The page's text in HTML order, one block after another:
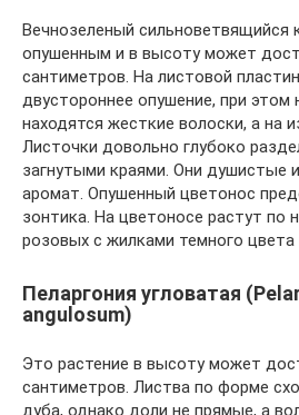
Вечнозеленый сильноветвящийся
опушенным и в высоту может
сантиметров. На листовой
двустороннее опушение, при этом
находятся жесткие волоски, а на
Листочки довольно глубоко
загнутыми краями. Они душистые
аромат. Опушенный цветонос
зонтика. На цветоносе растут по
розовых с жилками темного цвета
Пеларгония угловатая
angulosum)
Это растение в высоту может
сантиметров. Листва по форме
дуба, однако доли не прямые, а